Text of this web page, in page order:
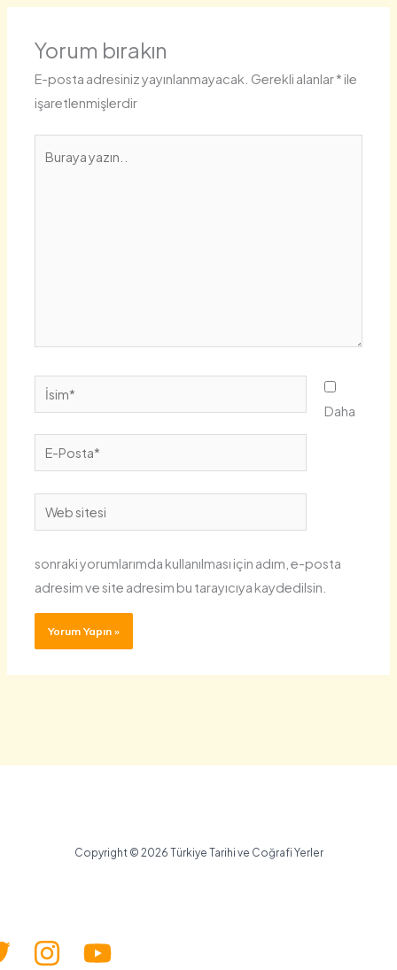
Yorum bırakın
E-posta adresiniz yayınlanmayacak. Gerekli alanlar* ile
işaretlenmişlerdir
yazın..
İsim*
E-
Posta*
Web
sitesi
Daha
sonraki yorumlarımda kullanılması için adım, e-posta
adresim ve site adresim bu tarayıcıya kaydedilsin.
Copyright © 2026 Türkiye Tarihi ve Coğrafi Yerler